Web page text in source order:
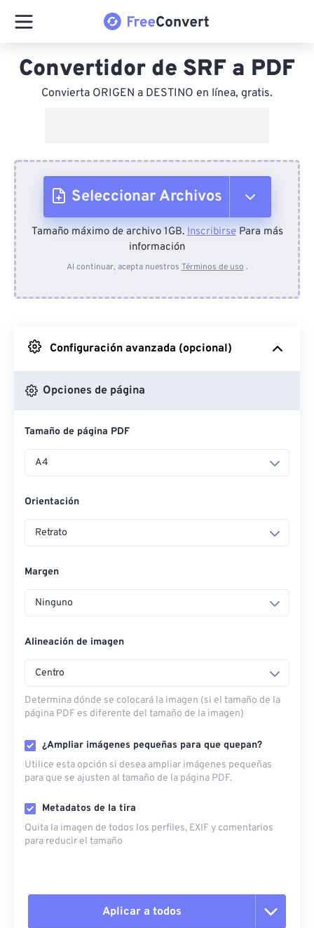
Convertidor de SRF a PDF
Convierta ORIGEN a DESTINO en línea, gratis.
Seleccionar Archivos
Desde el dispositivo
Desde Google Drive
Desde OneDrive
Desde URL
Tamaño máximo de archivo 1GB.InscribirsePara más
información
Al continuar, acepta nuestros Términos de uso .
Configuración avanzada (opcional)
Opciones de página
Tamaño de página PDF
A4
Orientación
Retrato
Margen
Ninguno
Alineación de imagen
Centro
Determina dónde se colocará la imagen (si el tamaño de la
página PDF es diferente del tamaño de la imagen)
¿Ampliar imágenes pequeñas para que quepan?
Utilice esta opción si desea ampliar imágenes pequeñas
para que se ajusten al tamaño de la página PDF.
Metadatos de la tira
Quita la imagen de todos los perfiles, EXIF ​​y comentarios
para reducir el tamaño
Aplicar a todos